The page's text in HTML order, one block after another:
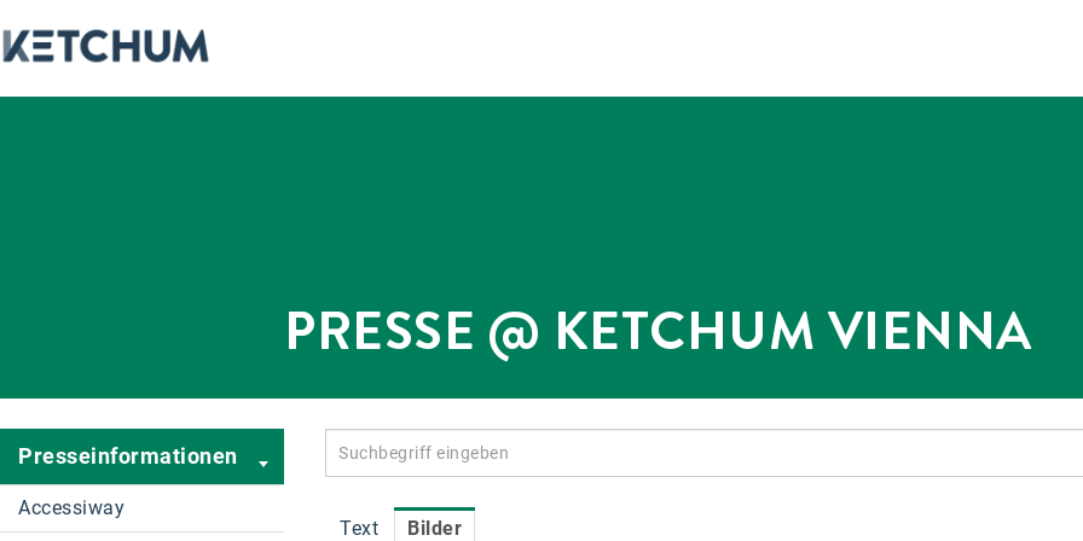
PRESSE @ KETCHUM VIENNA
Presseinformationen
Accessiway
Text
Bilder